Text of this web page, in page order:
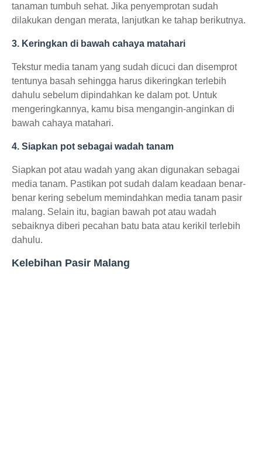
tanaman tumbuh sehat. Jika penyemprotan sudah
dilakukan dengan merata, lanjutkan ke tahap berikutnya.
3. Keringkan di bawah cahaya matahari
Tekstur media tanam yang sudah dicuci dan disemprot
tentunya basah sehingga harus dikeringkan terlebih
dahulu sebelum dipindahkan ke dalam pot. Untuk
mengeringkannya, kamu bisa mengangin-anginkan di
bawah cahaya matahari.
4. Siapkan pot sebagai wadah tanam
Siapkan pot atau wadah yang akan digunakan sebagai
media tanam. Pastikan pot sudah dalam keadaan benar-
benar kering sebelum memindahkan media tanam pasir
malang. Selain itu, bagian bawah pot atau wadah
sebaiknya diberi pecahan batu bata atau kerikil terlebih
dahulu.
Kelebihan Pasir Malang